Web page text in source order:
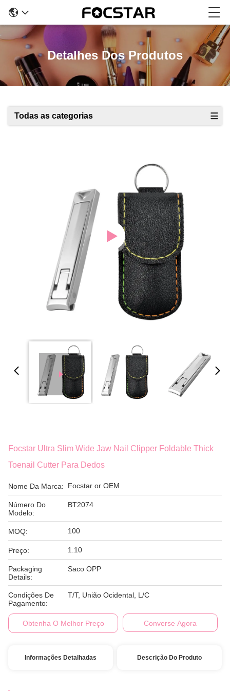
Detalhes Dos Produtos
Todas as categorias
Focstar Ultra Slim Wide Jaw Nail Clipper Foldable Thick
Toenail Cutter Para Dedos
Nome Da Marca: Focstar or OEM
Número Do
Modelo:
BT2074
MOQ: 100
Preço: 1.10
Packaging
Details:
Saco OPP
Condições De
Pagamento:
T/T, União Ocidental, L/C
Obtenha O Melhor Preço Converse Agora
Informações Detalhadas Descrição Do Produto